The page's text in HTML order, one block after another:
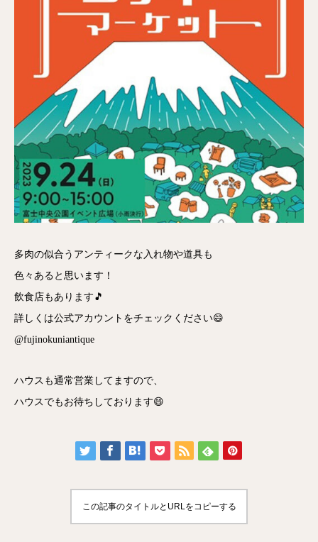
多肉の似合うアンティークな入れ物や道具も
色々あると思います！
飲食店もあります🎵
詳しくは公式アカウントをチェックください😄
@fujinokuniantique
ハウスも通常営業してますので、
ハウスでもお待ちしております😄
この記事のタイトルとURLをコピーする